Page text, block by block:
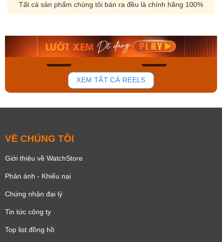
Tất cả sản phẩm chúng tôi bán ra đều là chính hãng 100%
158
Orient Nam RA-
Mua ngay
Casio Nam MTS-
Mua ngay
XEM TẤT CẢ REELS
VỀ CHÚNG TÔI
Giới thiệu về WatchStore
Phản ánh - Khiếu nại
Chứng nhận đại lý
Tin tức công ty
Top list đồng hồ